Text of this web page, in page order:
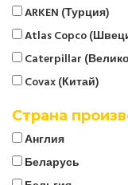
ARKEN (Турция)
Atlas Copco
Caterpillar
Covax (Китай)
Cummins
Страна
Англия
Беларусь